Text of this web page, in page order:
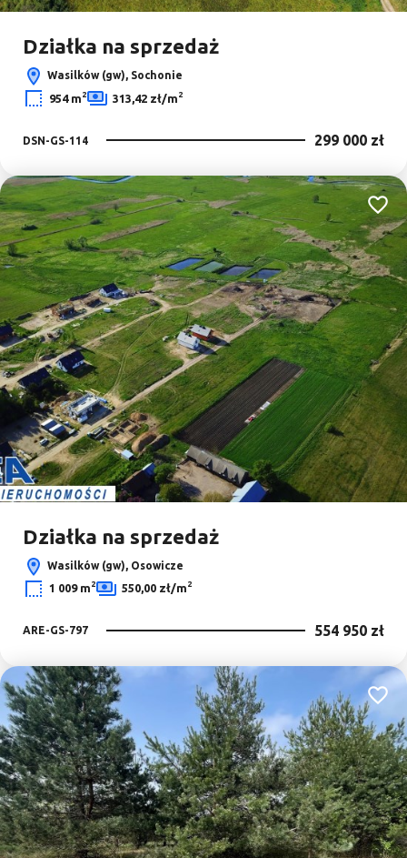
Działka na sprzedaż
Wasilków (gw), Sochonie
954 m2 313,42 zł/m2
DSN-GS-114 299 000 zł
Działka na sprzedaż
Wasilków (gw), Osowicze
1 009 m2 550,00 zł/m2
ARE-GS-797 554 950 zł